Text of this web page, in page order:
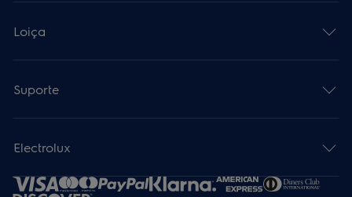
Loiça
Suporte
Electrolux